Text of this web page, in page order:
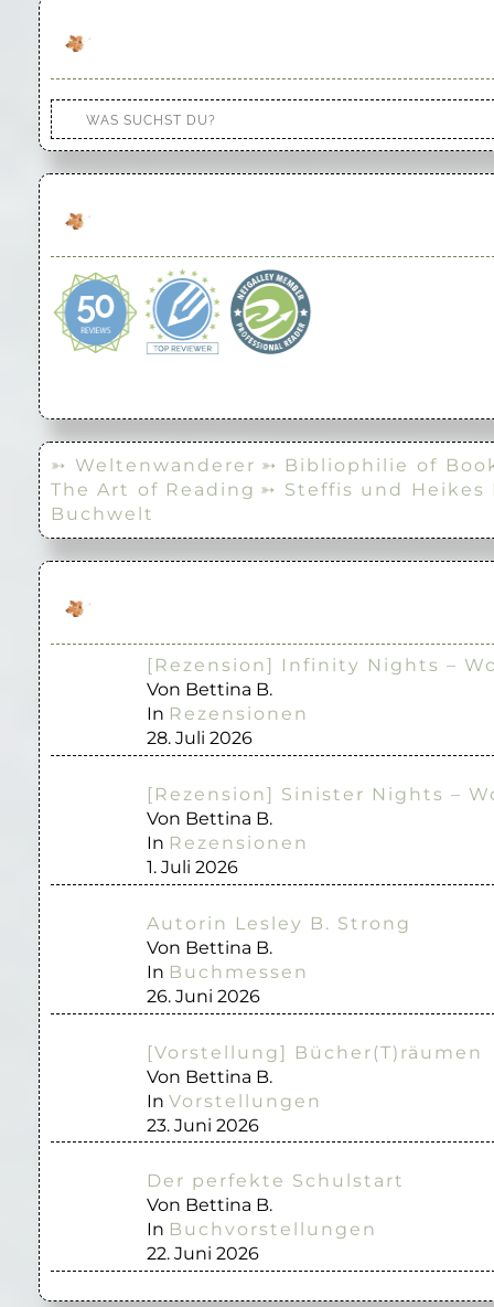
➳ Weltenwanderer ➳ Bibliophilie of
The Art of Reading ➳ Steffis und Heikes
Buchwelt
[Rezension] Infinity Nights –
Von Bettina B.
In Rezensionen
28. Juli 2026
[Rezension] Sinister Nights –
Von Bettina B.
In Rezensionen
1. Juli 2026
Autorin Lesley B. Strong
Von Bettina B.
In Buchmessen
26. Juni 2026
[Vorstellung] Bücher(T)räumen
Von Bettina B.
In Vorstellungen
23. Juni 2026
Der perfekte Schulstart
Von Bettina B.
In Buchvorstellungen
22. Juni 2026